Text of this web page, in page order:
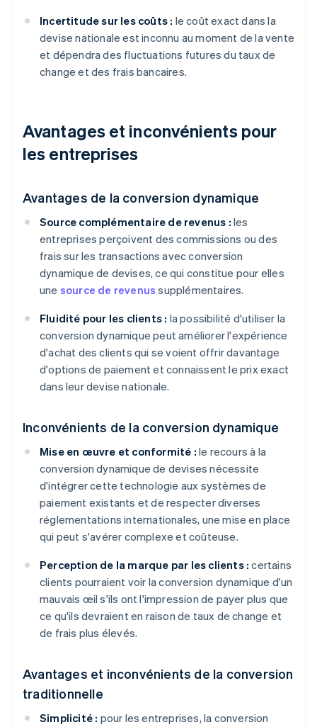
Incertitude sur les coûts : le coût exact dans la
devise nationale est inconnu au moment de la vente
et dépendra des fluctuations futures du taux de
change et des frais bancaires.
Avantages et inconvénients pour
les entreprises
Avantages de la conversion dynamique
Source complémentaire de revenus : les
entreprises perçoivent des commissions ou des
frais sur les transactions avec conversion
dynamique de devises, ce qui constitue pour elles
une source de revenus supplémentaires.
Fluidité pour les clients : la possibilité d'utiliser la
conversion dynamique peut améliorer l'expérience
d'achat des clients qui se voient offrir davantage
d'options de paiement et connaissent le prix exact
dans leur devise nationale.
Inconvénients de la conversion dynamique
Mise en œuvre et conformité : le recours à la
conversion dynamique de devises nécessite
d'intégrer cette technologie aux systèmes de
paiement existants et de respecter diverses
réglementations internationales, une mise en place
qui peut s'avérer complexe et coûteuse.
Perception de la marque par les clients : certains
clients pourraient voir la conversion dynamique d'un
mauvais œil s'ils ont l'impression de payer plus que
ce qu'ils devraient en raison de taux de change et
de frais plus élevés.
Avantages et inconvénients de la conversion
traditionnelle
Simplicité : pour les entreprises, la conversion